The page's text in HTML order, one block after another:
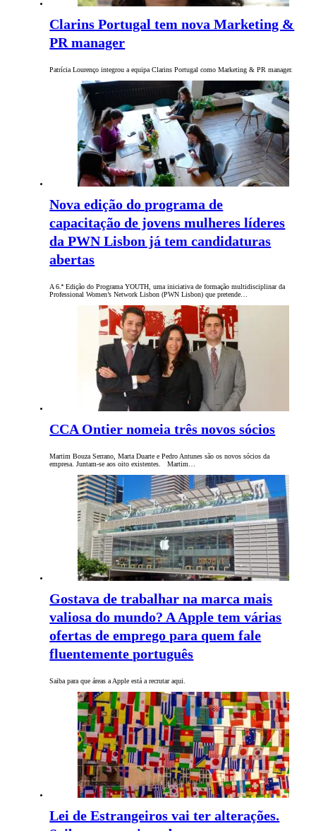
Clarins Portugal tem nova Marketing &
PR manager
Patrícia Lourenço integrou a equipa Clarins Portugal como Marketing & PR manager.
Nova edição do programa de
capacitação de jovens mulheres líderes
da PWN Lisbon já tem candidaturas
abertas
A 6.ª Edição do Programa YOUTH, uma iniciativa de formação multidisciplinar da
Professional Women’s Network Lisbon (PWN Lisbon) que pretende…
CCA Ontier nomeia três novos sócios
Martim Bouza Serrano, Marta Duarte e Pedro Antunes são os novos sócios da
empresa. Juntam-se aos oito existentes. Martim…
Gostava de trabalhar na marca mais
valiosa do mundo? A Apple tem várias
ofertas de emprego para quem fale
fluentemente português
Saiba para que áreas a Apple está a recrutar aqui.
Lei de Estrangeiros vai ter alterações.